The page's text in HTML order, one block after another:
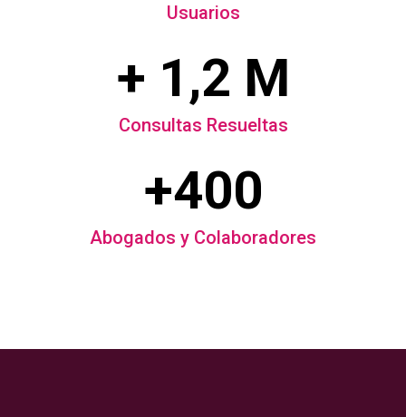
Usuarios
+ 1,2 M
Consultas Resueltas
+400
Abogados y Colaboradores